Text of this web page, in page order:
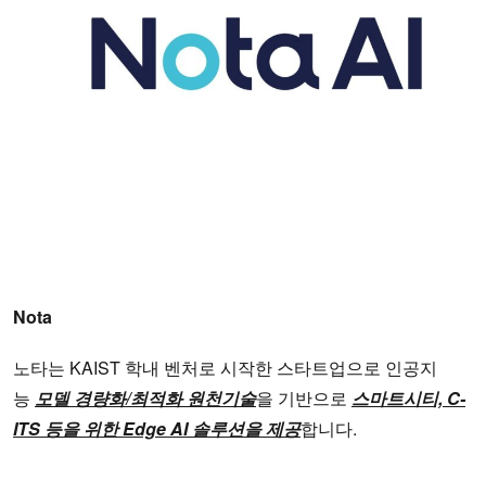
Nota
노타는 KAIST 학내 벤처로 시작한 스타트업으로 인공지
능 모델 경량화/최적화 원천기술을 기반으로 스마트시티, C-
ITS 등을 위한 Edge AI 솔루션을 제공합니다.